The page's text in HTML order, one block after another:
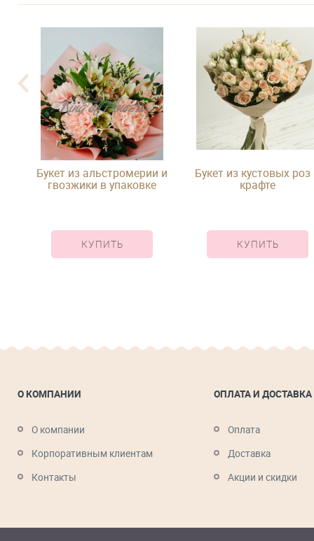
Букет из альстромерии и
гвозжики в упаковке
КУПИТЬ
Букет из кустовых роз
крафте
КУПИТЬ
О КОМПАНИИ
О компании
Корпоративным клиентам
Контакты
ОПЛАТА И ДОСТАВКА
Оплата
Доставка
Акции и скидки